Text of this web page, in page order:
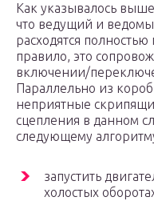
Как указывалось
что ведущий и
расходятся
правило, это
включении/
Параллельно из
неприятные
сцепления в данном
следующему
запустить
холостых